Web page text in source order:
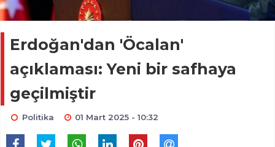
Erdoğan'dan 'Öcalan'
açıklaması: Yeni bir safhaya
geçilmiştir
Politika 01 Mart 2025 - 10:32